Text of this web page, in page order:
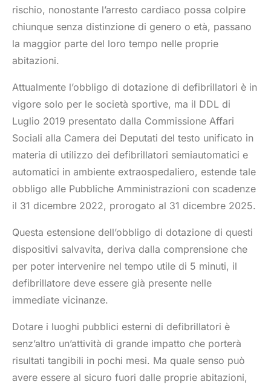
rischio, nonostante l’arresto cardiaco possa colpire
chiunque senza distinzione di genero o età, passano
la maggior parte del loro tempo nelle proprie
abitazioni.
Attualmente l’obbligo di dotazione di defibrillatori è in
vigore solo per le società sportive, ma il DDL di
Luglio 2019 presentato dalla Commissione Affari
Sociali alla Camera dei Deputati del testo unificato in
materia di utilizzo dei defibrillatori semiautomatici e
automatici in ambiente extraospedaliero, estende tale
obbligo alle Pubbliche Amministrazioni con scadenze
il 31 dicembre 2022, prorogato al 31 dicembre 2025.
Questa estensione dell’obbligo di dotazione di questi
dispositivi salvavita, deriva dalla comprensione che
per poter intervenire nel tempo utile di 5 minuti, il
defibrillatore deve essere già presente nelle
immediate vicinanze.
Dotare i luoghi pubblici esterni di defibrillatori è
senz’altro un’attività di grande impatto che porterà
risultati tangibili in pochi mesi. Ma quale senso può
avere essere al sicuro fuori dalle proprie abitazioni,